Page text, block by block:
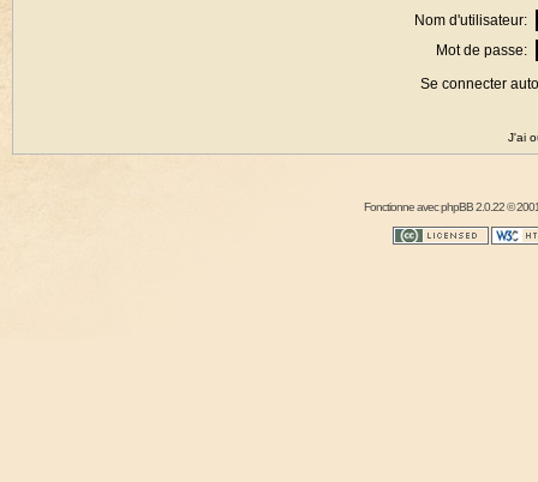
Nom d'utilisateur:
Mot de passe:
Se connecter
J'ai
Fonctionne avecphpBB2.0.22 ©